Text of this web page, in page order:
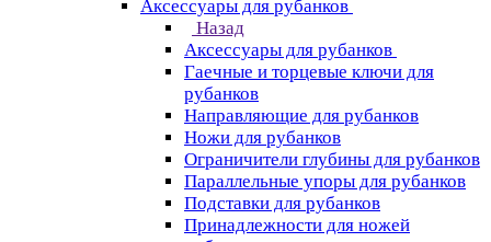
Аксессуары для рубанков
Назад
Аксессуары для рубанков
Гаечные и торцевые ключи для
рубанков
Направляющие для рубанков
Ножи для рубанков
Ограничители глубины для рубанков
Параллельные упоры для рубанков
Подставки для рубанков
Принадлежности для ножей